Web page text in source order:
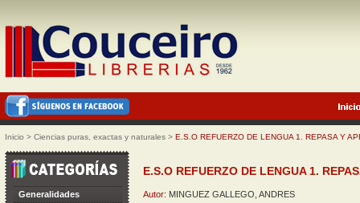
Inicio > Ciencias puras, exactas y naturales > E.S.O REFUERZO DE LENGUA 1. REPASA Y
Generalidades
E.S.O REFUERZO DE LENGUA 1.
Autor: MINGUEZ GALLEGO, ANDRES